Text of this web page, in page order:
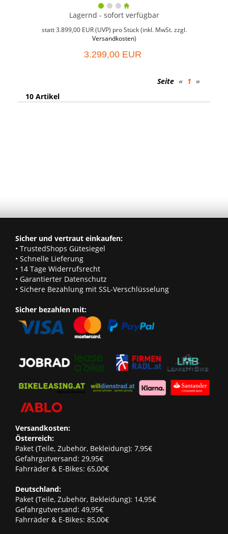
Lagernd - sofort verfügbar
statt3.899,00 EUR(UVP) pro Stück (inkl. MwSt. zzgl.
Versandkosten)
3.299,00 EUR
Seite « 1 »
10 Artikel
Sicher und vertraut einkaufen:
• TrustedShops Gütesiegel
• Schnelle Lieferung
• 14 Tage Widerrufsrecht
• Garantierter Datenschutz
• Sichere Bezahlung mit SSL-Verschlüsselung
Sicher bezahlen mit:
Versandkosten:
Österreich:
Paket (Teile, Zubehör, Bekleidung): 7,95€
Gefahrgutversand: 29,95€
Fahrräder & E-Bikes: 65,00€
Deutschland:
Paket (Teile, Zubehör, Bekleidung): 14,95€
Gefahrgutversand: 49,95€
Fahrräder & E-Bikes: 85,00€